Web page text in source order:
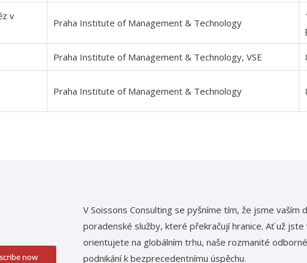
v
Praha Institute of Management & Technology
Praha Institute of Management & Technology, VSE
Praha Institute of Management & Technology
now
V Soissons Consulting se pyšníme tím, že jsme
poradenské služby, které překračují hranice. Ať už
orientujete na globálním trhu, naše rozmanité
podnikání k bezprecedentnímu úspěchu.